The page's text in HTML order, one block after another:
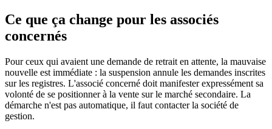
Ce que ça change pour les associés
concernés
Pour ceux qui avaient une demande de retrait en attente, la mauvaise
nouvelle est immédiate : la suspension annule les demandes inscrites
sur les registres. L'associé concerné doit manifester expressément sa
volonté de se positionner à la vente sur le marché secondaire. La
démarche n'est pas automatique, il faut contacter la société de
gestion.